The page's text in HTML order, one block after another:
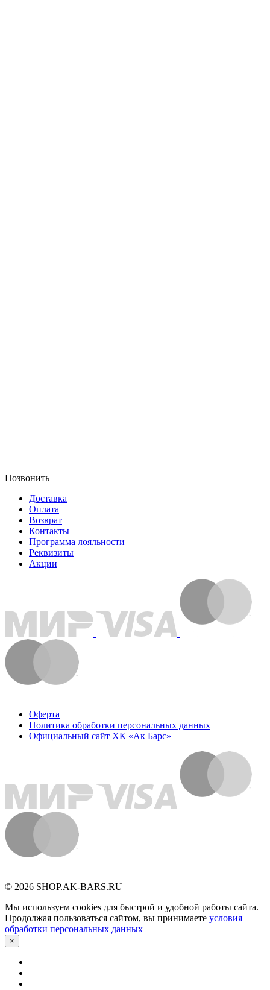
Позвонить
Доставка
Оплата
Возврат
Контакты
Программа лояльности
Реквизиты
Акции
Оферта
Политика обработки персональных данных
Официальный сайт ХК «Ак Барс»
© 2026 SHOP.AK-BARS.RU
Мы используем cookies для быстрой и удобной работы сайта.
Продолжая пользоваться сайтом, вы принимаете условия
обработки персональных данных
×